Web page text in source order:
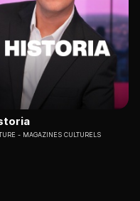
MAGAZINES CULTURELS